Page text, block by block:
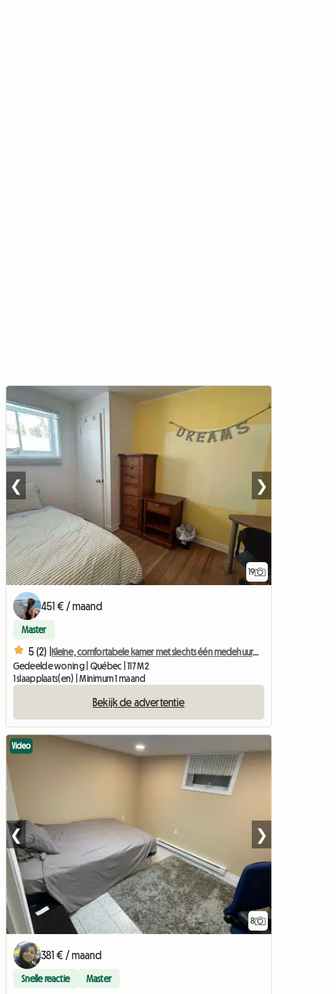
19
❮ ❯
451 € / maand
Master
5 (2) |
Kleine, comfortabele kamer met slechts één medehuurder.
Gedeelde woning | Québec | 117 M2
1 slaapplaats(en) | Minimum 1 maand
Bekijk de advertentie
8
Video
❮ ❯
381 € / maand
Snelle reactie Master